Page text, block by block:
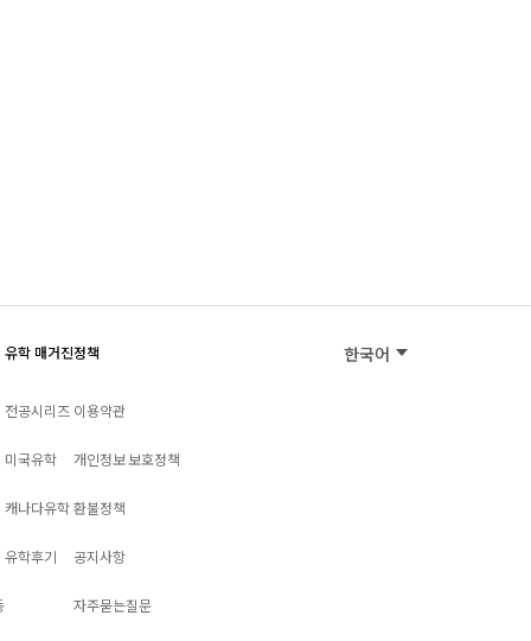
유학 매거진
전공시리즈
미국유학
캐나다유학
유학후기
정책
이용약관
개인정보 보호정책
환불정책
공지사항
자주묻는질문
한국어